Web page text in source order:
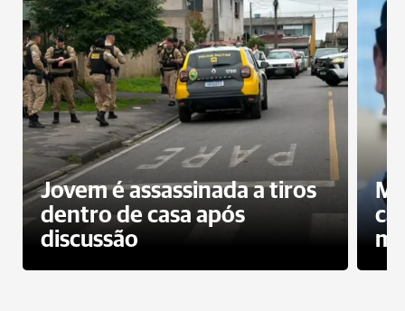
Jovem é assassinada a tiros
dentro de casa após
discussão